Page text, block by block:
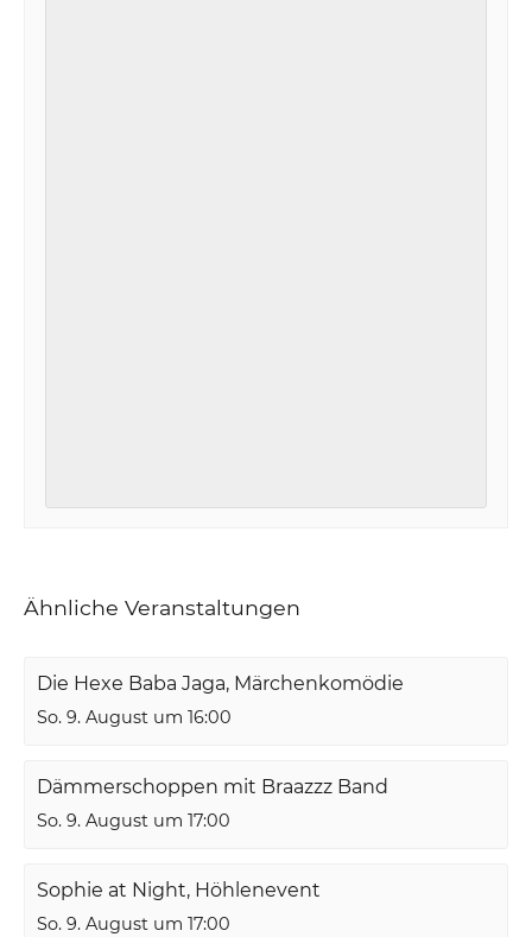
Ähnliche Veranstaltungen
Die Hexe Baba Jaga, Märchenkomödie
So. 9. August um 16:00
Dämmerschoppen mit Braazzz Band
So. 9. August um 17:00
Sophie at Night, Höhlenevent
So. 9. August um 17:00